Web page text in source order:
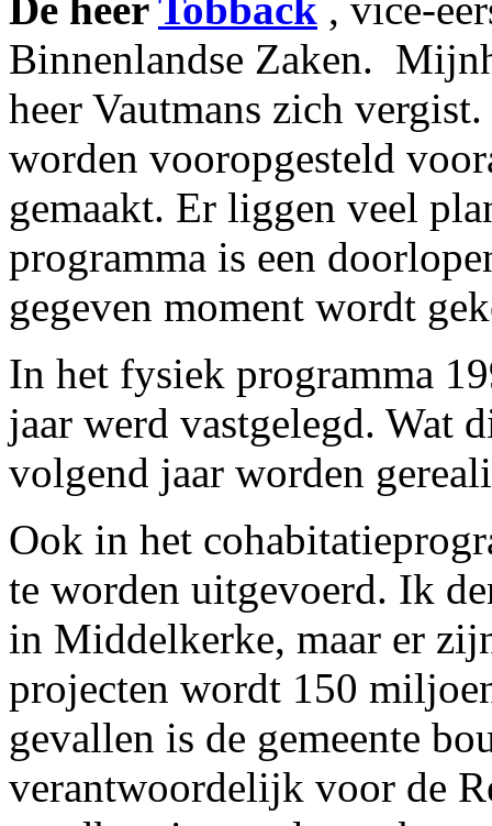
De heerTobback , vice-
Binnenlandse Zaken.
heer Vautmans zich
worden vooropgesteld
gemaakt. Er liggen veel
programma is een
gegeven moment wordt
In het fysiek programma
jaar werd vastgelegd. Wat
volgend jaar worden
Ook in het
te worden uitgevoerd. Ik
in Middelkerke, maar er
projecten wordt 150
gevallen is de gemeente
verantwoordelijk voor de